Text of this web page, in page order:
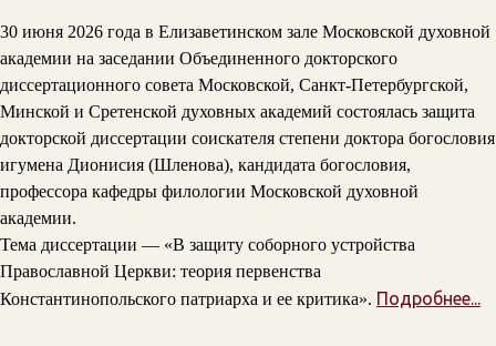
30 июня 2026 года в Елизаветинском зале Московской духовной
академии на заседании Объединенного докторского
диссертационного совета Московской, Санкт-Петербургской,
Минской и Сретенской духовных академий состоялась защита
докторской диссертации соискателя степени доктора богословия
игумена Дионисия (Шленова), кандидата богословия,
профессора кафедры филологии Московской духовной
академии.
Тема диссертации — «В защиту соборного устройства
Православной Церкви: теория первенства
Константинопольского патриарха и ее критика». Подробнее...